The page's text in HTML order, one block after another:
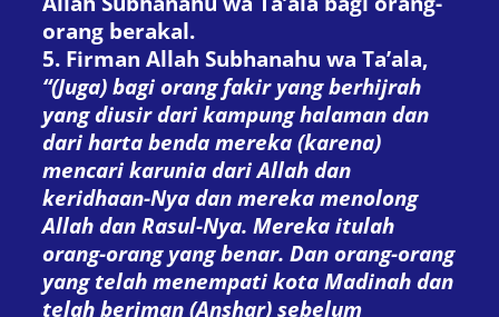
orang berakal.
5. Firman Allah Subhanahu wa Ta’ala,
“(Juga) bagi orang fakir yang berhijrah
yang diusir dari kampung halaman dan
dari harta benda mereka (karena)
mencari karunia dari Allah dan
keridhaan-Nya dan mereka menolong
Allah dan Rasul-Nya. Mereka itulah
orang-orang yang benar. Dan orang-orang
yang telah menempati kota Madinah dan
telah beriman (Anshar) sebelum